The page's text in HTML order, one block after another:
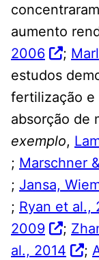
aumento
2006
;
estudos
fertilização e
absorção de
exemplo,
; Marschner
; Jansa,
; Ryan et al.,
2009
;
al., 2014
;